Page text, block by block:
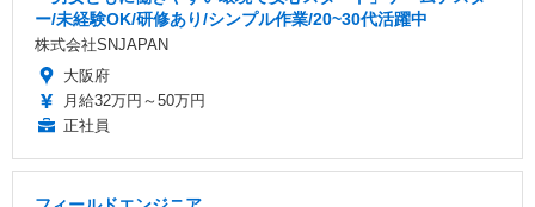
ー/未経験OK/研修あり/シンプル作業/20~30代活躍中
株式会社SNJAPAN
大阪府
月給32万円～50万円
正社員